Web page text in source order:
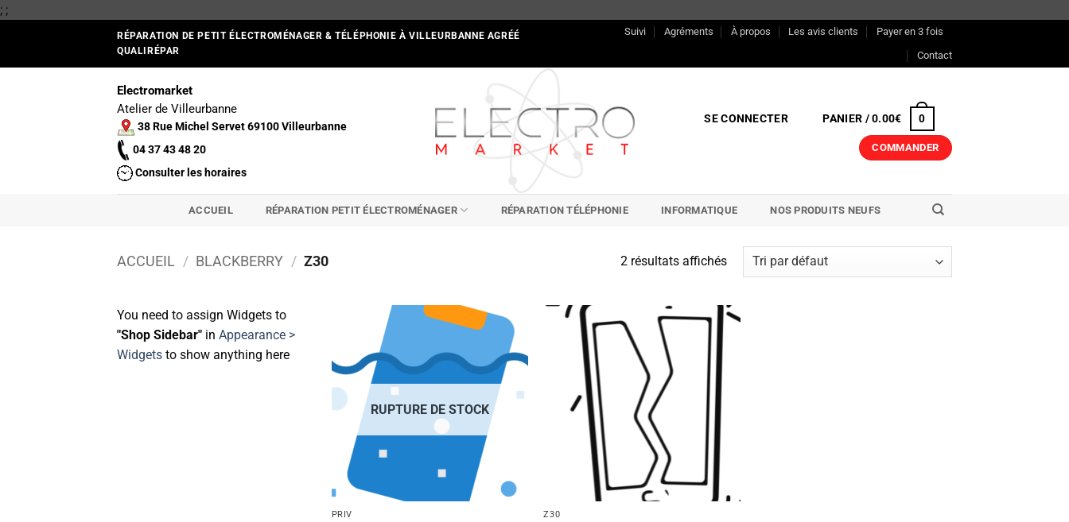
; ;Passer
RÉPARATION DE PETIT ÉLECTROMÉNAGER & TÉLÉPHONIE À VILLEURBANNE AGRÉÉ
QUALIRÉPAR
Suivi Agréments À propos Les avis clients
Payer en 3 fois
Contact
Electromarket
Atelier de Villeurbanne
38 Rue Michel Servet 69100 Villeurbanne
04 37 43 48 20
Consulter les horaires
SE CONNECTER PANIER /0.00€ 0
COMMANDER
ACCUEIL RÉPARATION PETIT ÉLECTROMÉNAGER RÉPARATION TÉLÉPHONIE INFORMATIQUE NOS PRODUITS NEUFS
ACCUEIL / BLACKBERRY / Z30 2 résultats affichés
You need to assign Widgets to
"Shop Sidebar" in Appearance >
Widgets to show anything here
RUPTURE DE STOCK
PRIV Z30